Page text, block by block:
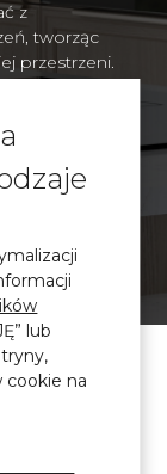
z
tworząc
przestrzeni.
wnętrza i
lub
cookie na